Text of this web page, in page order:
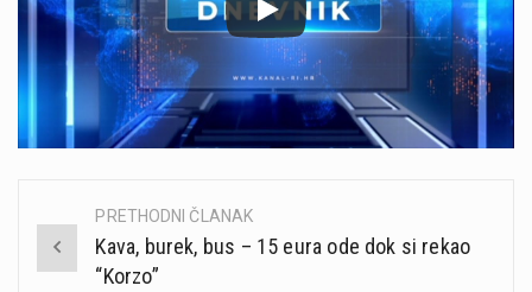
Post
navigation
PRETHODNI ČLANAK
Kava, burek, bus – 15 eura ode dok si rekao
“Korzo”